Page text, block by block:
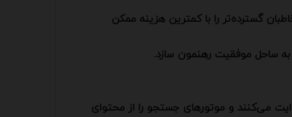
گسترده‌تر را با کمترین هزینه ممکن
به ساحل موفقیت رهنمون سازد.
می‌کنند و موتورهای جستجو را از محتوای